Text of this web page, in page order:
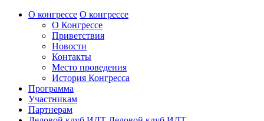
О конгрессе О конгрессе
О Конгрессе
Приветствия
Новости
Контакты
Место проведения
История Конгресса
Программа
Участникам
Партнерам